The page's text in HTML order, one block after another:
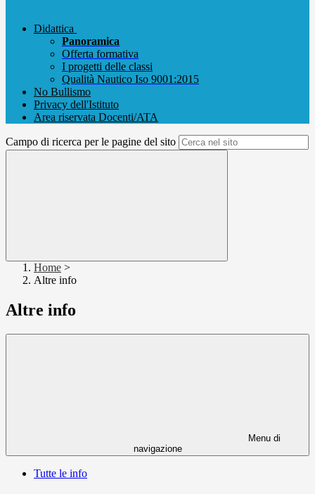
Didattica
Panoramica
Offerta formativa
I progetti delle classi
Qualità Nautico Iso 9001:2015
No Bullismo
Privacy dell'Istituto
Area riservata Docenti/ATA
Campo di ricerca per le pagine del sito
Home >
Altre info
Altre info
Menu di
navigazione
Tutte le info